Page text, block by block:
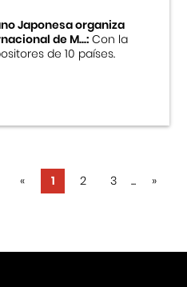
Japonesa organiza
de M...:Con la
de 10 países.
« 1 2 3 ... »